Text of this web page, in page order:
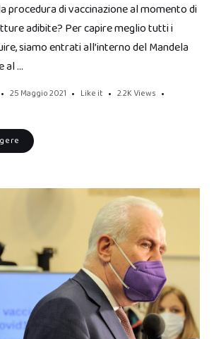
procedura di vaccinazione al momento di
adibite? Per capire meglio tutti i
siamo entrati all’interno del Mandela
al …
25 Maggio 2021 Like it 2.2K Views